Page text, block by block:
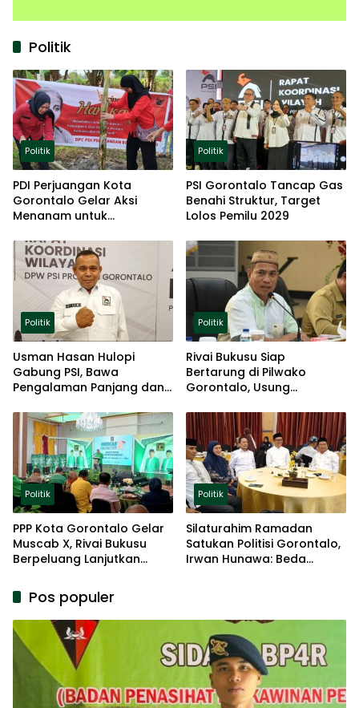
Politik
Politik
PDI Perjuangan Kota
Gorontalo Gelar Aksi
Menanam untuk
Politik
PSI Gorontalo Tancap Gas
Benahi Struktur, Target
Lolos Pemilu 2029
Politik
Usman Hasan Hulopi
Gabung PSI, Bawa
Pengalaman Panjang dan
Politik
Rivai Bukusu Siap
Bertarung di Pilwako
Gorontalo, Usung
Politik
Politik
PPP Kota Gorontalo Gelar
Muscab X, Rivai Bukusu
Berpeluang Lanjutkan
Politik
Silaturahim Ramadan
Satukan Politisi Gorontalo,
Irwan Hunawa: Beda
Pos populer